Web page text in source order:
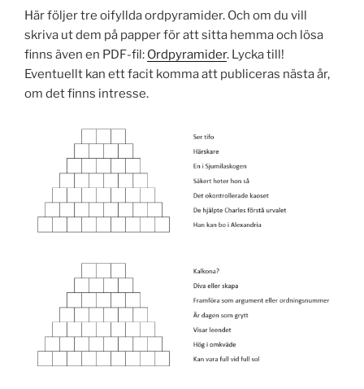
Här följer tre oifyllda ordpyramider. Och om du vill
skriva ut dem på papper för att sitta hemma och lösa
finns även en PDF-fil: Ordpyramider. Lycka till!
Eventuellt kan ett facit komma att publiceras nästa år,
om det finns intresse.